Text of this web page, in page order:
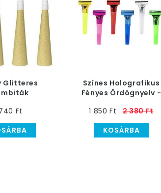
Glitteres
os Ft
Színes Holografikus
Fényes Ördögnyelv -
1 850 Ft
2 380 Ft
KOSÁRBA